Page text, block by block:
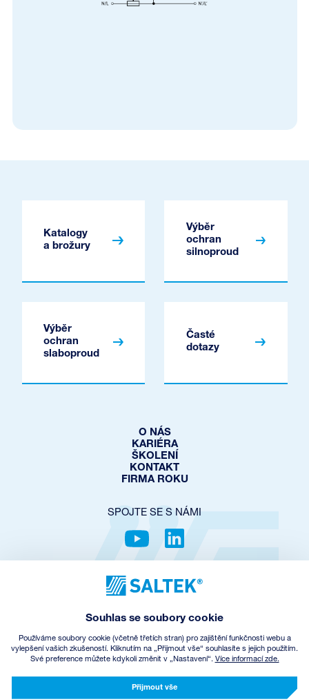
Katalogy
a brožury
Výběr
ochran
silnoproud
Výběr
ochran
slaboproud
Časté
dotazy
O NÁS
KARIÉRA
ŠKOLENÍ
KONTAKT
FIRMA ROKU
SPOJTE SE S NÁMI
OCHRANA SOUKROMÍ
COOKIES POLICY
OBCHODNÍ PODMÍNKY
© Copyright
CREATED BY INCUBE
Souhlas se soubory cookie
Používáme soubory cookie (včetně třetích stran) pro zajištění funkčnosti webu a
vylepšení vašich zkušeností. Kliknutím na „Přijmout vše“ souhlasíte s jejich použitím.
Své preference můžete kdykoli změnit v „Nastavení“. Více informací zde.
Přijmout vše